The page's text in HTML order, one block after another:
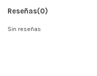
Reseñas(0)
Sin reseñas